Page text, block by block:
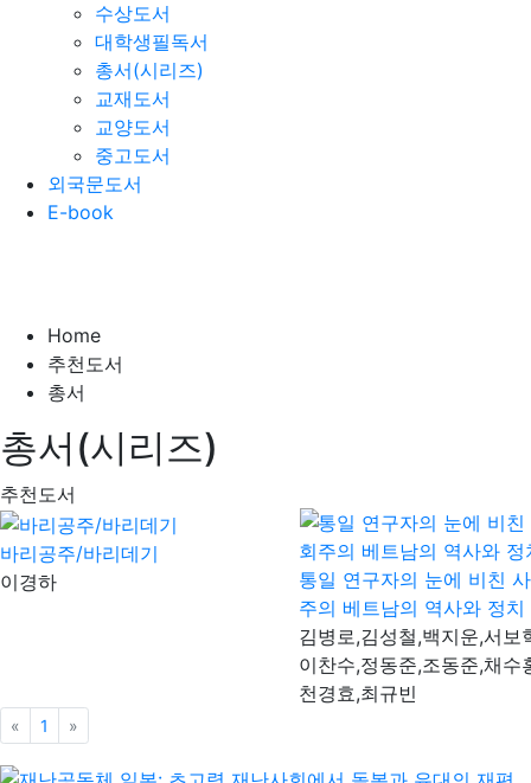
수상도서
대학생필독서
총서(시리즈)
교재도서
교양도서
중고도서
외국문도서
E-book
Home
추천도서
총서
총서(시리즈)
추천도서
바리공주/바리데기
이경하
통일 연구자의 눈에 비친
주의 베트남의 역사와 정치
김병로,김성철,백지운,서보
이찬수,정동준,조동준,채수
천경효,최규빈
« 이전
1 »